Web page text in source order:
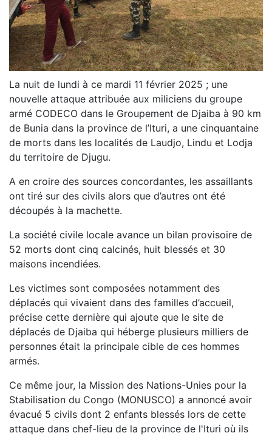
La nuit de lundi à ce mardi 11 février 2025 ; une
nouvelle attaque attribuée aux miliciens du groupe
armé CODECO dans le Groupement de Djaiba à 90 km
de Bunia dans la province de l’Ituri, a une cinquantaine
de morts dans les localités de Laudjo, Lindu et Lodja
du territoire de Djugu.
A en croire des sources concordantes, les assaillants
ont tiré sur des civils alors que d’autres ont été
découpés à la machette.
La société civile locale avance un bilan provisoire de
52 morts dont cinq calcinés, huit blessés et 30
maisons incendiées.
Les victimes sont composées notamment des
déplacés qui vivaient dans des familles d’accueil,
précise cette dernière qui ajoute que le site de
déplacés de Djaiba qui héberge plusieurs milliers de
personnes était la principale cible de ces hommes
armés.
Ce même jour, la Mission des Nations-Unies pour la
Stabilisation du Congo (MONUSCO) a annoncé avoir
évacué 5 civils dont 2 enfants blessés lors de cette
attaque dans chef-lieu de la province de l'Ituri où ils